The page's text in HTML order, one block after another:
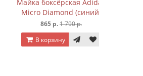
Майка боксёрская Adidas
Micro Diamond (синий)
1 790 р.
В корзину